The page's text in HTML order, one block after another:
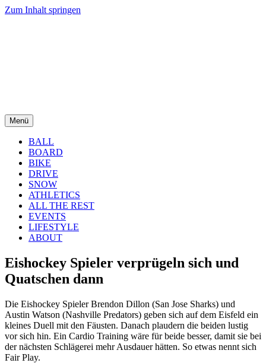
Zum Inhalt springen
Menü
BALL
BOARD
BIKE
DRIVE
SNOW
ATHLETICS
ALL THE REST
EVENTS
LIFESTYLE
ABOUT
Eishockey Spieler verprügeln sich und
Quatschen dann
Die Eishockey Spieler Brendon Dillon (San Jose Sharks) und
Austin Watson (Nashville Predators) geben sich auf dem Eisfeld ein
kleines Duell mit den Fäusten. Danach plaudern die beiden lustig
vor sich hin. Ein Cardio Training wäre für beide besser, damit sie bei
der nächsten Schlägerei mehr Ausdauer hätten. So etwas nennt sich
Fair Play.